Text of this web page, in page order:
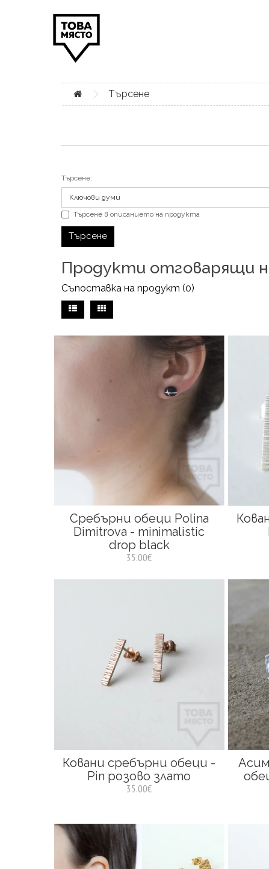
Търсене
Търсене:
Търсене в описанието на продукта
Продукти отговарящи
Съпоставка на продукт (0)
Сребърни обеци Polina
Dimitrova - minimalistic
drop black
35.00€
Ковани сребърни обеци -
Pin розово злато
35.00€